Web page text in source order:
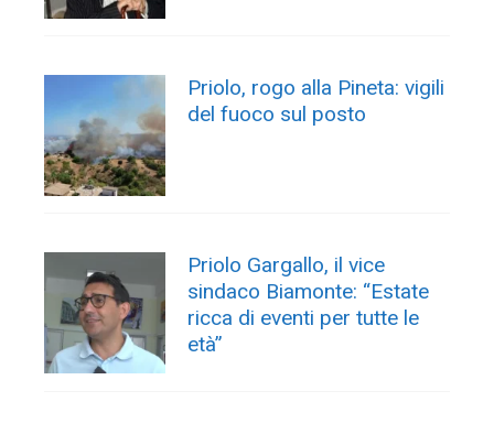
Priolo, rogo alla Pineta: vigili
del fuoco sul posto
Priolo Gargallo, il vice
sindaco Biamonte: “Estate
ricca di eventi per tutte le
età”